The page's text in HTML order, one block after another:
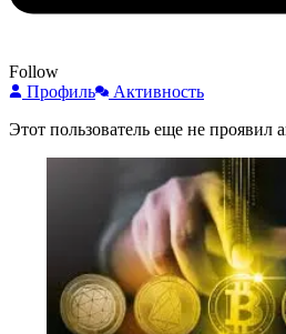
Follow
Профиль
Активность
Этот пользователь еще не проявил